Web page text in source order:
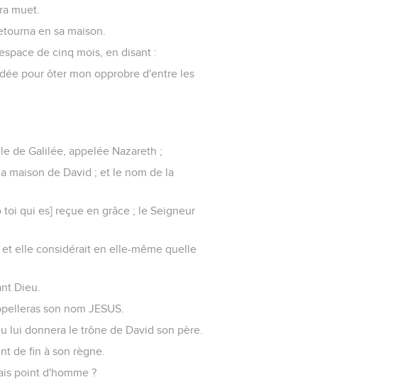
muet.
en sa maison.
de cinq mois, en disant :
pour ôter mon opprobre d'entre les
de Galilée, appelée Nazareth ;
maison de David ; et le nom de la
qui es] reçue en grâce ; le Seigneur
elle considérait en elle-même quelle
Dieu.
son nom JESUS.
lui donnera le trône de David son père.
de fin à son règne.
point d'homme ?